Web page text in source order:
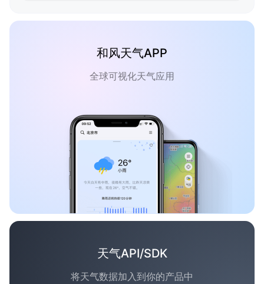
和风天气APP
全球可视化天气应用
天气API/SDK
将天气数据加入到你的产品中